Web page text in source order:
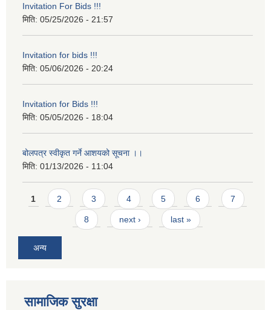
Invitation For Bids !!!
मिति: 05/25/2026 - 21:57
Invitation for bids !!!
मिति: 05/06/2026 - 20:24
Invitation for Bids !!!
मिति: 05/05/2026 - 18:04
बोलपत्र स्वीकृत गर्ने आशयको सूचना ।।
मिति: 01/13/2026 - 11:04
Pages
1 2 3 4 5 6 7
8 next › last »
अन्य
सामाजिक सुरक्षा